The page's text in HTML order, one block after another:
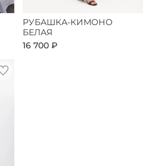
РУБАШКА-КИМОНО
БЕЛАЯ
16 700 ₽